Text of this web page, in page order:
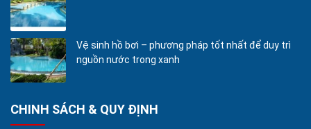
Vệ sinh hồ bơi – phương pháp tốt nhất để duy trì
nguồn nước trong xanh
CHINH SÁCH & QUY ĐỊNH